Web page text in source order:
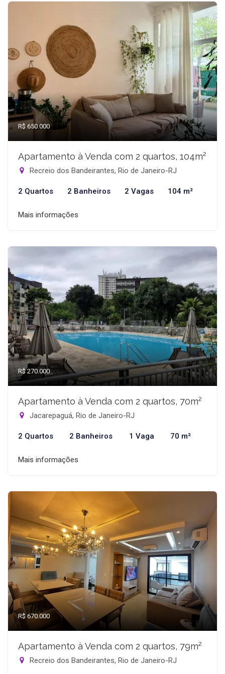
R$ 650.000
Apartamento à Venda com 2 quartos, 104m²
Recreio dos Bandeirantes, Rio de Janeiro-RJ
2 Quartos 2 Banheiros 2 Vagas 104 m²
Mais informações
R$ 270.000
Apartamento à Venda com 2 quartos, 70m²
Jacarepaguá, Rio de Janeiro-RJ
2 Quartos 2 Banheiros 1 Vaga 70 m²
Mais informações
R$ 670.000
Apartamento à Venda com 2 quartos, 79m²
Recreio dos Bandeirantes, Rio de Janeiro-RJ